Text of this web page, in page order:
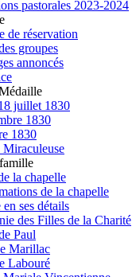
pastorales 2023-2024
de réservation
groupes
annoncés
juillet 1830
1830
1830
la chapelle
de la chapelle
ses détails
des Filles de la Charité
Paul
Marillac
Labouré